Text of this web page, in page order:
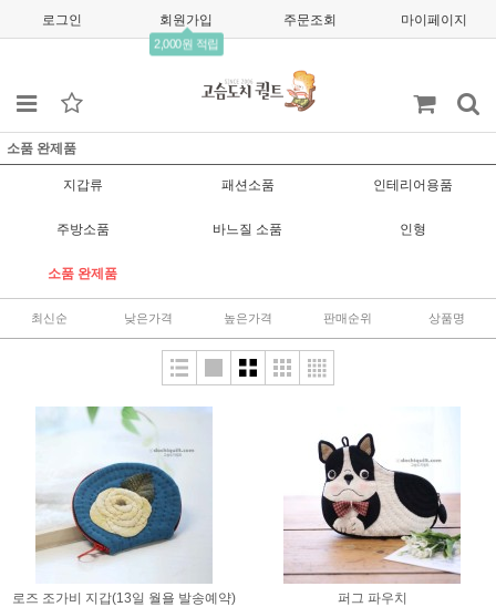
로그인 회원가입
2,000원 적립
주문조회 마이페이지
소품 완제품
지갑류 패션소품 인테리어용품
주방소품 바느질 소품 인형
소품 완제품
최신순 낮은가격 높은가격 판매순위 상품명
로즈 조가비 지갑(13일 월욜 발송예약)
퍼그 파우치